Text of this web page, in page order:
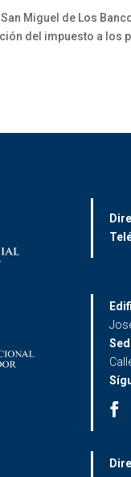
San Miguel de Los
del impuesto a los